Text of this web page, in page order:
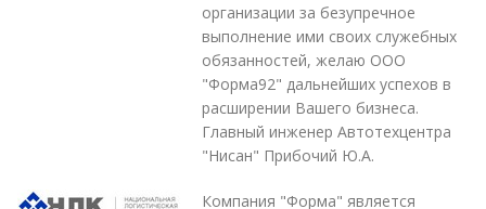
организации за безупречное
выполнение ими своих служебных
обязанностей, желаю ООО
"Форма92" дальнейших успехов в
расширении Вашего бизнеса.
Главный инженер Автотехцентра
"Нисан" Прибочий Ю.А.
Компания "Форма" является